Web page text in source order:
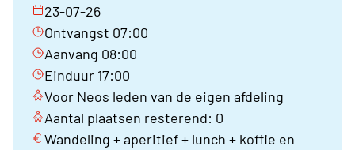
23-07-26
Ontvangst 07:00
Aanvang 08:00
Einduur 17:00
Voor Neos leden van de eigen afdeling
Aantal plaatsen resterend: 0
Wandeling + aperitief + lunch + koffie en